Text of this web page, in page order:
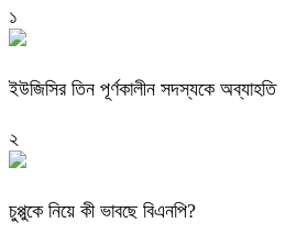
১
ইউজিসির তিন পূর্ণকালীন সদস্যকে অব্যাহতি
২
চুপ্পুকে নিয়ে কী ভাবছে বিএনপি?